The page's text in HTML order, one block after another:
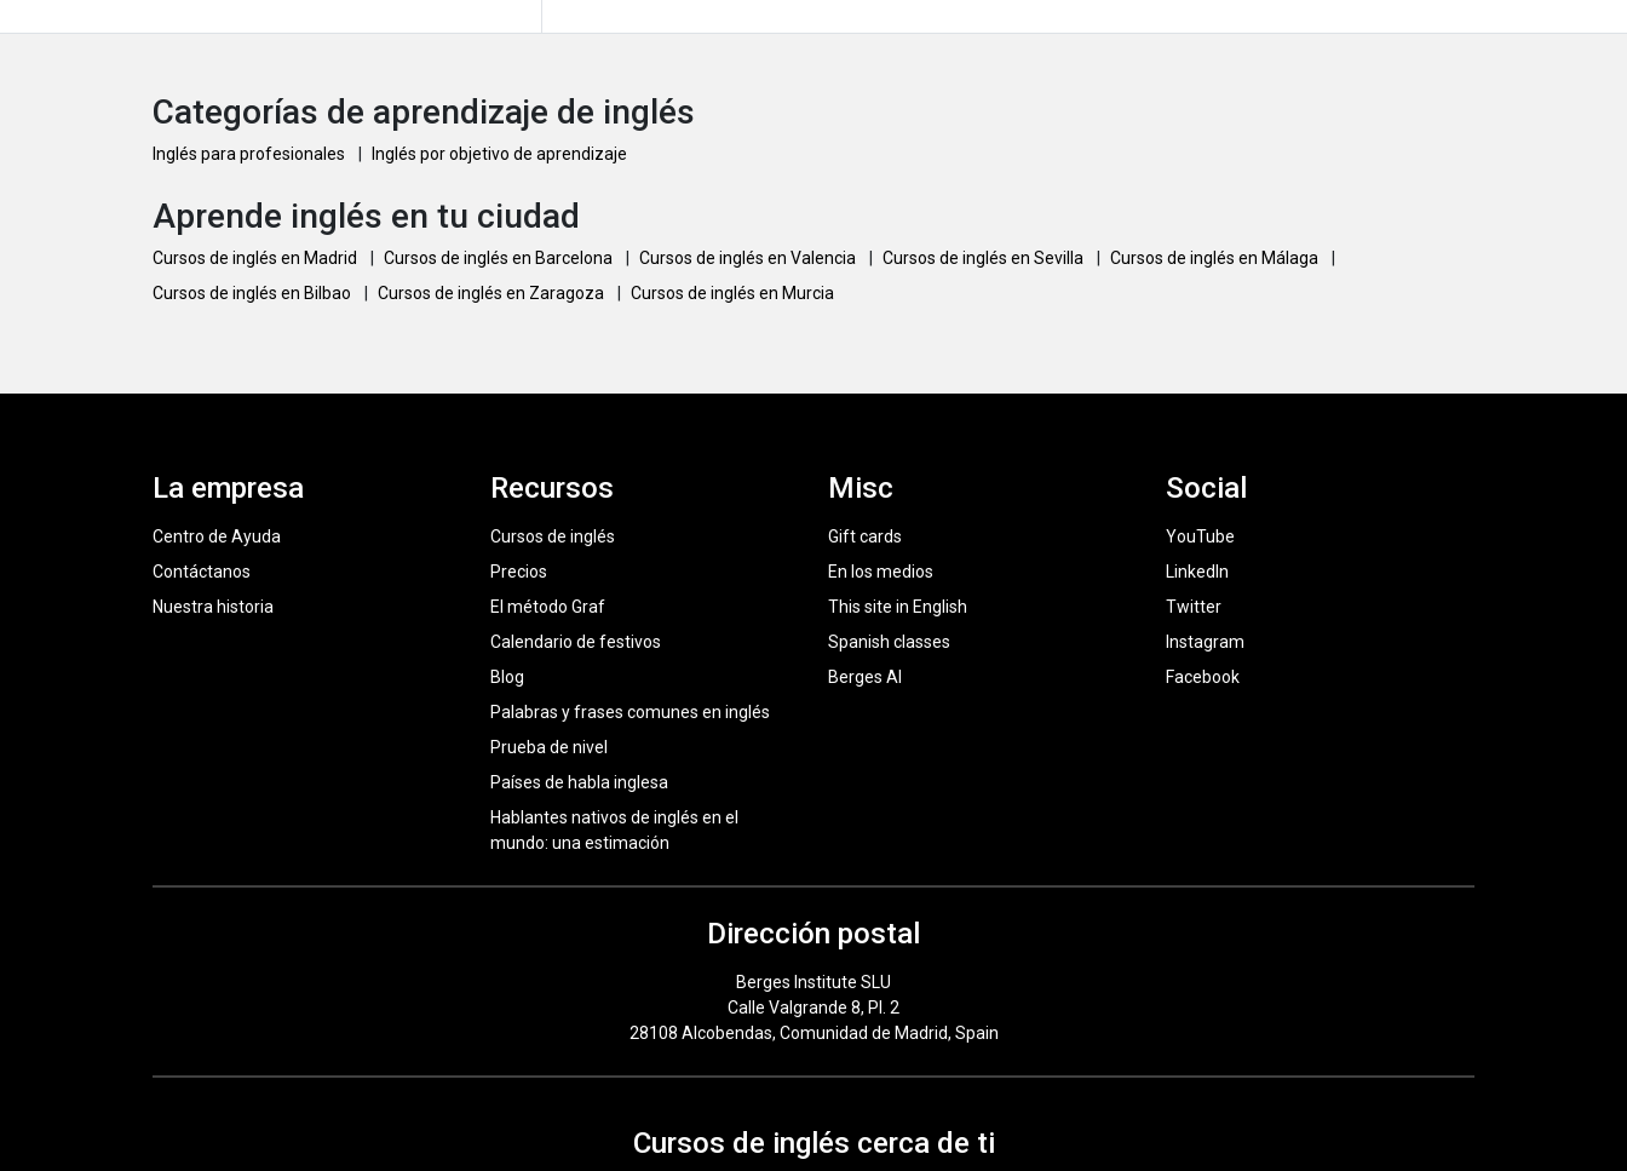
Categorías de aprendizaje de inglés
Inglés para profesionales Inglés por objetivo de aprendizaje
Aprende inglés en tu ciudad
Cursos de inglés en Madrid Cursos de inglés en Barcelona Cursos de inglés en Valencia Cursos de inglés en Sevilla Cursos de inglés en Málaga
Cursos de inglés en Bilbao
Cursos de inglés en Zaragoza Cursos de inglés en Murcia
La empresa
Centro de Ayuda
Contáctanos
Nuestra historia
Recursos
Cursos de inglés
Precios
El método Graf
Calendario de festivos
Blog
Palabras y frases comunes en inglés
Prueba de nivel
Países de habla inglesa
Hablantes nativos de inglés en el
mundo: una estimación
Misc
Gift cards
En los medios
This site in English
Spanish classes
Berges AI
Social
YouTube
LinkedIn
Twitter
Instagram
Facebook
Dirección postal
Berges Institute SLU
Calle Valgrande 8, Pl. 2
28108 Alcobendas, Comunidad de Madrid, Spain
Cursos de inglés cerca de ti